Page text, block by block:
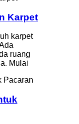
Karpet
karpet
ruang
Mulai